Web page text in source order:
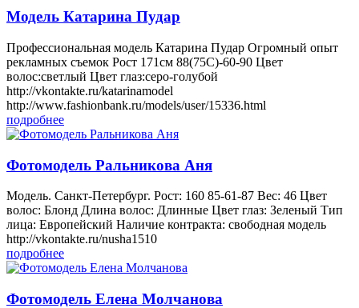
Модель Катарина Пудар
Профессиональная модель Катарина Пудар Огромный опыт
рекламных съемок Рост 171см 88(75С)-60-90 Цвет
волос:светлый Цвет глаз:серо-голубой
http://vkontakte.ru/katarinamodel
http://www.fashionbank.ru/models/user/15336.html
подробнее
Фотомодель Ральникова Аня
Модель. Санкт-Петербург. Рост: 160 85-61-87 Вес: 46 Цвет
волос: Блонд Длина волос: Длинные Цвет глаз: Зеленый Тип
лица: Европейский Наличие контракта: свободная модель
http://vkontakte.ru/nusha1510
подробнее
Фотомодель Елена Молчанова